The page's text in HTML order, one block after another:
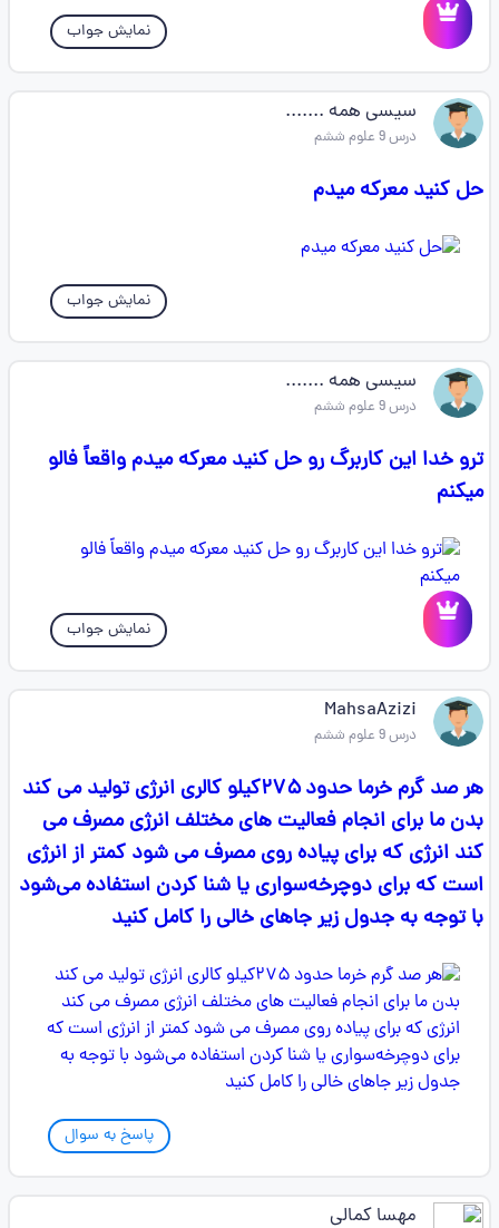
نمایش جواب
سیسی همه .......
درس 9 علوم ششم
حل کنید معرکه میدم
نمایش جواب
سیسی همه .......
درس 9 علوم ششم
ترو خدا این کاربرگ رو حل کنید معرکه میدم واقعاً فالو
میکنم
نمایش جواب
MahsaAzizi
درس 9 علوم ششم
هر صد گرم خرما حدود ۲۷۵کیلو کالری انرژی تولید می کند
بدن ما برای انجام فعالیت های مختلف انرژی مصرف می
کند انرژی که برای پیاده روی مصرف می شود کمتر از انرژی
است که برای دوچرخه‌سواری یا شنا کردن استفاده می‌شود
با توجه به جدول زیر جاهای خالی را کامل کنید
پاسخ به سوال
مهسا کمالی